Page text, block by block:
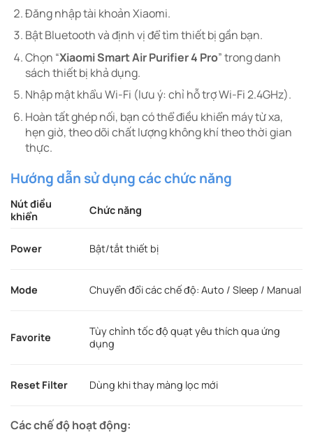
Đăng nhập tài khoản Xiaomi.
Bật Bluetooth và định vị để tìm thiết bị gần bạn.
Chọn “Xiaomi Smart Air Purifier 4 Pro” trong danh
sách thiết bị khả dụng.
Nhập mật khẩu Wi-Fi (lưu ý: chỉ hỗ trợ Wi-Fi 2.4GHz).
Hoàn tất ghép nối, bạn có thể điều khiển máy từ xa,
hẹn giờ, theo dõi chất lượng không khí theo thời gian
thực.
Hướng dẫn sử dụng các chức năng
Nút điều
khiển
Chức năng
Power Bật/tắt thiết bị
Mode Chuyển đổi các chế độ: Auto / Sleep / Manual
Favorite
Tùy chỉnh tốc độ quạt yêu thích qua ứng
dụng
Reset Filter Dùng khi thay màng lọc mới
Các chế độ hoạt động: